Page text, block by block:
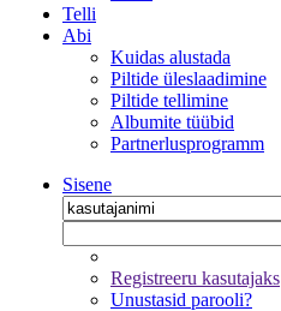
Telli
Abi
Kuidas alustada
Piltide üleslaadimine
Piltide tellimine
Albumite tüübid
Partnerlusprogramm
Sisene
Registreeru kasutajaks
Unustasid parooli?